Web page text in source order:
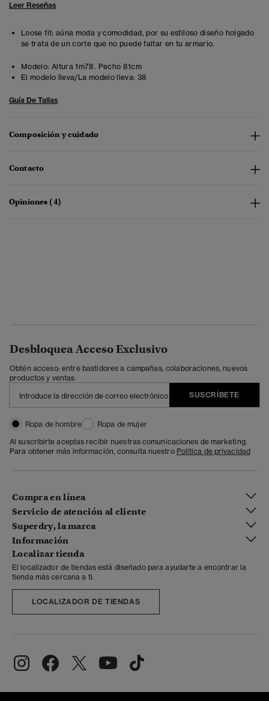
Leer Reseñas
Loose fit: aúna moda y comodidad, por su estiloso diseño holgado
se trata de un corte que no puede faltar en tu armario.
Modelo: Altura 1m78. Pecho 81cm
El modelo lleva/La modelo lleva: 38
Guía De Tallas
Composición y cuidado
Contacto
Opiniones (4)
Desbloquea Acceso Exclusivo
Obtén acceso: entre bastidores a campañas, colaboraciones, nuevos
productos y ventas.
SUSCRÍBETE
Ropa de hombre
Ropa de mujer
Al suscribirte aceptas recibir nuestras comunicaciones de marketing.
Para obtener más información, consulta nuestro Política de privacidad
Compra en línea
Servicio de atención al cliente
Superdry, la marca
Información
Localizar tienda
El localizador de tiendas está diseñado para ayudarte a encontrar la
tienda más cercana a ti.
LOCALIZADOR DE TIENDAS